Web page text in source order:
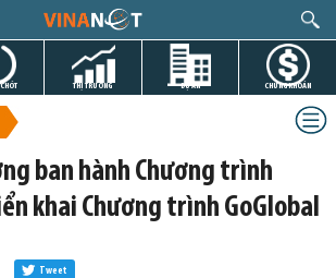
THỊ TRƯỜNG DỰ ÁN CHỨNG KHOÁN
ban hành Chương trình
khai Chương trình GoGlobal
Tweet